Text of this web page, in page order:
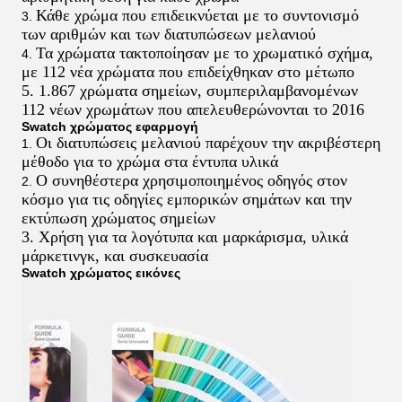
3. Κάθε χρώμα που επιδεικνύεται με το συντονισμό
των αριθμών και των διατυπώσεων μελανιού
4. Τα χρώματα τακτοποίησαν με το χρωματικό σχήμα,
με 112 νέα χρώματα που επιδείχθηκαν στο μέτωπο
5. 1.867 χρώματα σημείων, συμπεριλαμβανομένων
112 νέων χρωμάτων που απελευθερώνονται το 2016
Swatch χρώματος εφαρμογή
1. Οι διατυπώσεις μελανιού παρέχουν την ακριβέστερη
μέθοδο για το χρώμα στα έντυπα υλικά
2. Ο συνηθέστερα χρησιμοποιημένος οδηγός στον
κόσμο για τις οδηγίες εμπορικών σημάτων και την
εκτύπωση χρώματος σημείων
3. Χρήση για τα λογότυπα και μαρκάρισμα, υλικά
μάρκετινγκ, και συσκευασία
Swatch χρώματος εικόνες